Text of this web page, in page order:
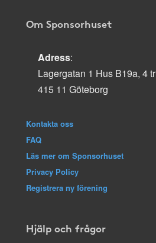
Om Sponsorhuset
Adress:
Lagergatan 1 Hus B19a, 4 tr
415 11 Göteborg
Kontakta oss
FAQ
Läs mer om Sponsorhuset
Privacy Policy
Registrera ny förening
Hjälp och frågor